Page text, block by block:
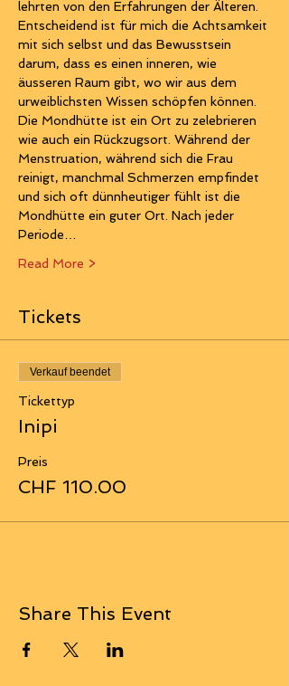
lehrten von den Erfahrungen der Älteren.
Entscheidend ist für mich die Achtsamkeit
mit sich selbst und das Bewusstsein
darum, dass es einen inneren, wie
äusseren Raum gibt, wo wir aus dem
urweiblichsten Wissen schöpfen können.
Die Mondhütte ist ein Ort zu zelebrieren
wie auch ein Rückzugsort. Während der
Menstruation, während sich die Frau
reinigt, manchmal Schmerzen empfindet
und sich oft dünnheutiger fühlt ist die
Mondhütte ein guter Ort. Nach jeder
Periode…
Read More >
Tickets
Verkauf beendet
Tickettyp
Inipi
Preis
CHF 110.00
Share This Event